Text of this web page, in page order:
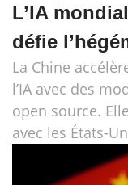
L’IA
défie
La Chine
l’IA avec des
open source.
avec les États-